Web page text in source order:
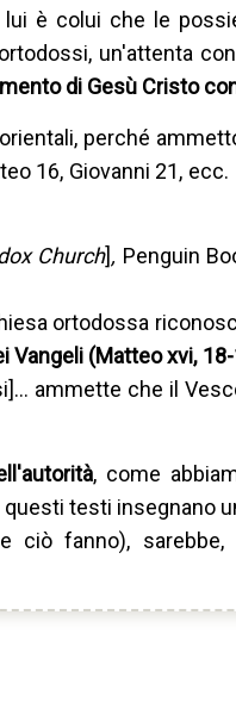
è colui che le
un'attenta
di Gesù Cristo
perché
16, Giovanni 21,
Church], Penguin
ortodossa
(Matteo xvi, 18-
ammette che il
, come
testi insegnano
ciò fanno),